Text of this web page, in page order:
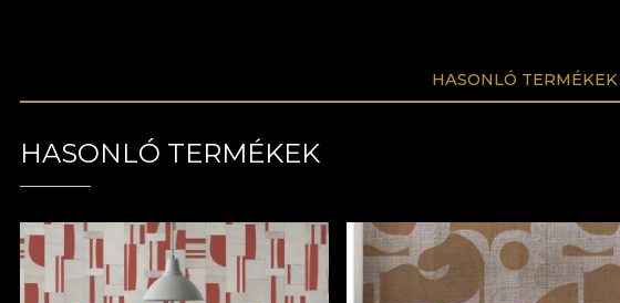
HASONLÓ TERMÉKEK
HASONLÓ TERMÉKEK